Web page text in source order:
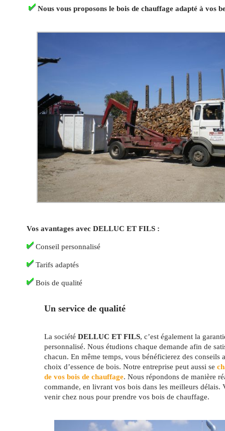
Nous vous proposons le bois de chauffage adapté à vos
Vos avantages avec DELLUC ET FILS :
Conseil personnalisé
Tarifs adaptés
Bois de qualité
Un service de qualité
La société DELLUC ET FILS, c’est également la
personnalisé. Nous étudions chaque demande afin de
chacun. En même temps, vous bénéficierez des conseils
choix d’essence de bois. Notre entreprise peut aussi se
de vos bois de chauffage. Nous répondons de manière
commande, en livrant vos bois dans les meilleurs délais.
venir chez nous pour prendre vos bois de chauffage.